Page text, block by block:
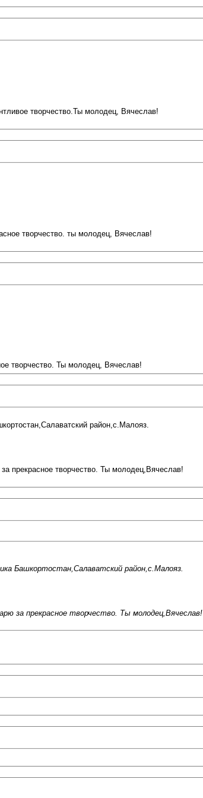
творчество.Ты молодец, Вячеслав!
творчество. ты молодец, Вячеслав!
творчество. Ты молодец, Вячеслав!
район,с.Малояз.
прекрасное творчество. Ты молодец,Вячеслав!
Башкортостан,Салаватский район,с.Малояз.
за прекрасное творчество. Ты молодец,Вячеслав!